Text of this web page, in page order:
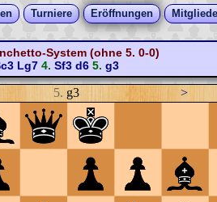
Turniere Eröffnungen
System (ohne 5. 0-0)
Lg74. Sf3 d65. g3
5. g3 >